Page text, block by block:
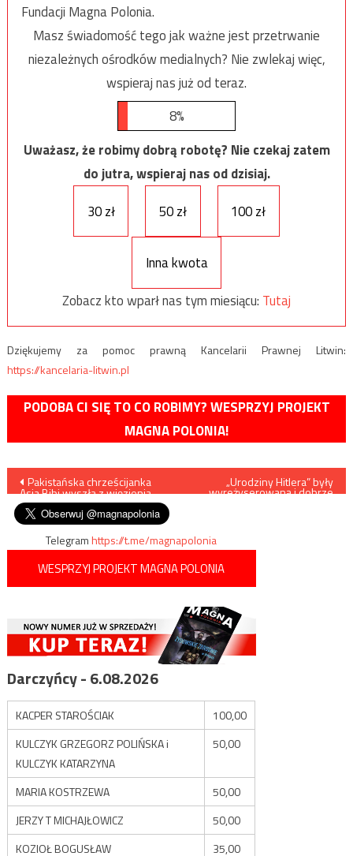
Fundacji Magna Polonia.
Masz świadomość tego jak ważne jest przetrwanie
niezależnych ośrodków medialnych? Nie zwlekaj więc,
wspieraj nas już od teraz.
8%
Uważasz, że robimy dobrą robotę? Nie czekaj zatem
do jutra, wspieraj nas od dzisiaj.
30 zł
50 zł 100 zł
Inna kwota
Zobacz kto wparł nas tym miesiącu: Tutaj
Dziękujemy za pomoc prawną Kancelarii Prawnej Litwin:
https://kancelaria-litwin.pl
PODOBA CI SIĘ TO CO ROBIMY? WESPRZYJ PROJEKT
MAGNA POLONIA!
Nawigacja
wpisu
Pakistańska chrześcijanka
Asia Bibi wyszła z więzienia
„Urodziny Hitlera” były
wyreżyserowaną i dobrze
Telegramhttps://t.me/magnapolonia
WESPRZYJ PROJEKT MAGNA POLONIA
Darczyńcy - 6.08.2026
KACPER STAROŚCIAK
100,00
KULCZYK GRZEGORZ POLIŃSKA i
KULCZYK KATARZYNA
50,00
MARIA KOSTRZEWA
50,00
JERZY T MICHAJŁOWICZ
50,00
KOZIOŁ BOGUSŁAW
35,00